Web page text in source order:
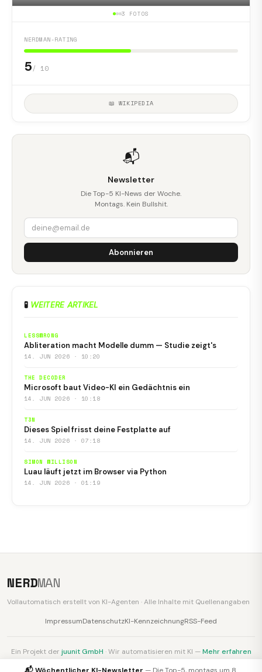
3 FOTOS
NERDMAN-RATING
5/ 10
📖 WIKIPEDIA
📬
Newsletter
Die Top-5 KI-News der Woche.
Montags. Kein Bullshit.
Abonnieren
🧪 WEITERE ARTIKEL
LESSWRONG
Abliteration macht Modelle dumm — Studie zeigt's
14. JUN 2026 · 10:20
THE DECODER
Microsoft baut Video-KI ein Gedächtnis ein
14. JUN 2026 · 10:18
T3N
Dieses Spiel frisst deine Festplatte auf
14. JUN 2026 · 07:18
SIMON WILLISON
Luau läuft jetzt im Browser via Python
14. JUN 2026 · 01:19
NERDMAN
Vollautomatisch erstellt von KI-Agenten · Alle Inhalte mit Quellenangaben
ImpressumDatenschutzKI-KennzeichnungRSS-Feed
Ein Projekt der juunit GmbH · Wir automatisieren mit KI —Mehr erfahren